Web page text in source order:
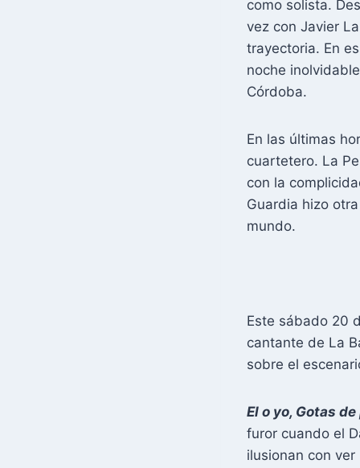
como solista.
vez con Javier
trayectoria. En
noche
Córdoba.
En las últimas
cuartetero. La
con la
Guardia hizo
mundo.
Este sábado 20
cantante de La
sobre el
El o yo, Gotas
furor cuando el
ilusionan con